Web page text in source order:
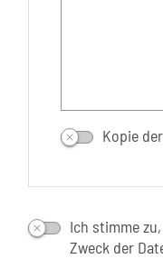
Kopie
Ich stimme
Zweck der